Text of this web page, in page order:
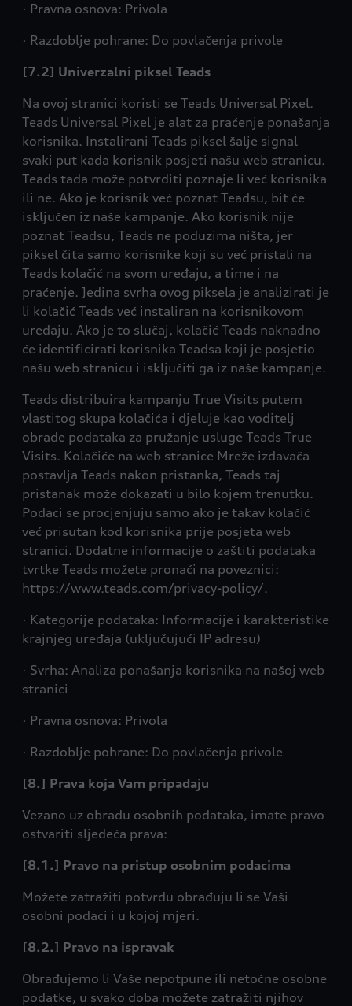
· Pravna osnova: Privola
· Razdoblje pohrane: Do povlačenja privole
[7.2] Univerzalni piksel Teads
Na ovoj stranici koristi se Teads Universal Pixel.
Teads Universal Pixel je alat za praćenje ponašanja
korisnika. Instalirani Teads piksel šalje signal
svaki put kada korisnik posjeti našu web stranicu.
Teads tada može potvrditi poznaje li već korisnika
ili ne. Ako je korisnik već poznat Teadsu, bit će
isključen iz naše kampanje. Ako korisnik nije
poznat Teadsu, Teads ne poduzima ništa, jer
piksel čita samo korisnike koji su već pristali na
Teads kolačić na svom uređaju, a time i na
praćenje. Jedina svrha ovog piksela je analizirati je
li kolačić Teads već instaliran na korisnikovom
uređaju. Ako je to slučaj, kolačić Teads naknadno
će identificirati korisnika Teadsa koji je posjetio
našu web stranicu i isključiti ga iz naše kampanje.
Teads distribuira kampanju True Visits putem
vlastitog skupa kolačića i djeluje kao voditelj
obrade podataka za pružanje usluge Teads True
Visits. Kolačiće na web stranice Mreže izdavača
postavlja Teads nakon pristanka, Teads taj
pristanak može dokazati u bilo kojem trenutku.
Podaci se procjenjuju samo ako je takav kolačić
već prisutan kod korisnika prije posjeta web
stranici. Dodatne informacije o zaštiti podataka
tvrtke Teads možete pronaći na poveznici:
https://www.teads.com/privacy-policy/.
· Kategorije podataka: Informacije i karakteristike
krajnjeg uređaja (uključujući IP adresu)
· Svrha: Analiza ponašanja korisnika na našoj web
stranici
· Pravna osnova: Privola
· Razdoblje pohrane: Do povlačenja privole
[8.] Prava koja Vam pripadaju
Vezano uz obradu osobnih podataka, imate pravo
ostvariti sljedeća prava:
[8.1.] Pravo na pristup osobnim podacima
Možete zatražiti potvrdu obrađuju li se Vaši
osobni podaci i u kojoj mjeri.
[8.2.] Pravo na ispravak
Obrađujemo li Vaše nepotpune ili netočne osobne
podatke, u svako doba možete zatražiti njihov